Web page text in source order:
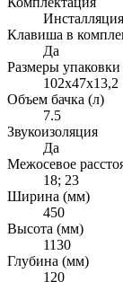
Клавиша в
Да
Размеры
102x47x13,2
Объем бачка (л)
7.5
Звукоизоляция
Да
Межосевое
18; 23
Ширина (мм)
450
Высота (мм)
1130
Глубина (мм)
120